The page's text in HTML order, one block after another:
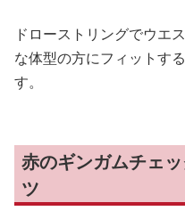
ドローストリングでウエ
な体型の方にフィットす
す。
赤のギンガムチェ
ツ